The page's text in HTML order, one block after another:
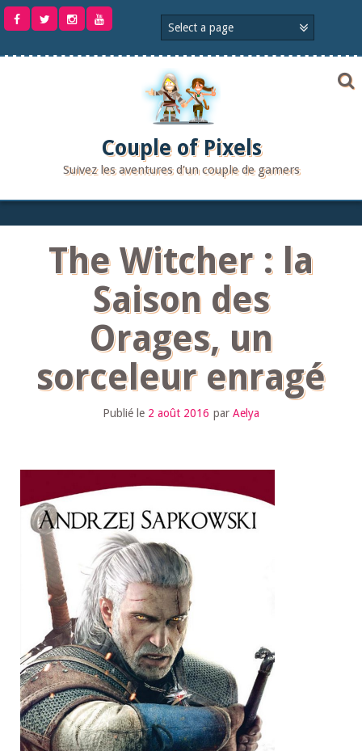
Aller
Couple of Pixels
Suivez les aventures d'un couple de gamers
The Witcher : la
Saison des
Orages, un
sorceleur enragé
Publié le 2 août 2016 par Aelya